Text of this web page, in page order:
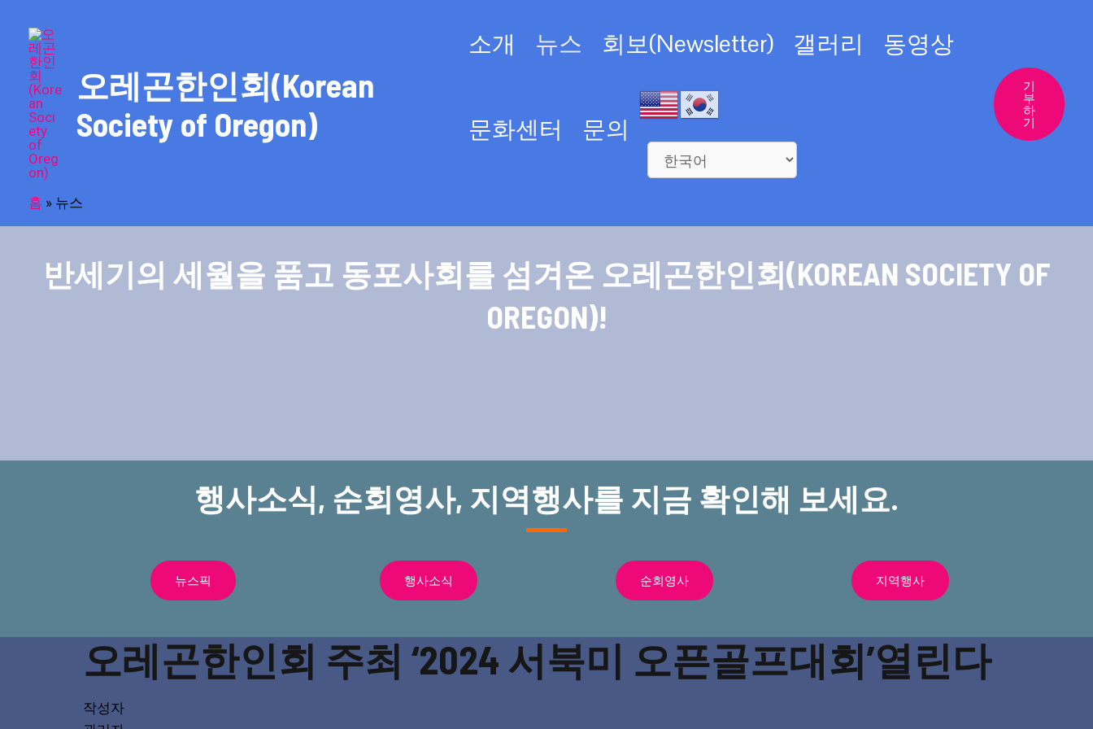
오레곤한인회(Korean
Society of Oregon)
소개 뉴스 회보(Newsletter) 갤러리 동영상
문화센터 문의
기
부
하
기
홈 » 뉴스
반세기의 세월을 품고 동포사회를 섬겨온 오레곤한인회(KOREAN SOCIETY OF
OREGON)!
행사소식, 순회영사, 지역행사를 지금 확인해 보세요.
뉴스픽 행사소식 순회영사 지역행사
오레곤한인회 주최 ‘2024 서북미 오픈골프대회’열린다
작성자